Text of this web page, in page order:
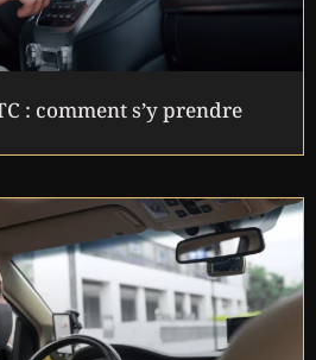
: comment s’y prendre